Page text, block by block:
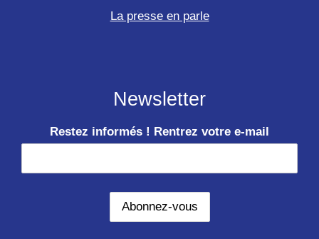
La presse en parle
Newsletter
Restez informés ! Rentrez votre e-mail